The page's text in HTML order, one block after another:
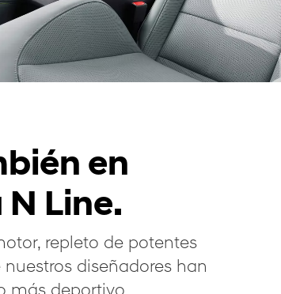
en
Line.
repleto de potentes
diseñadores han